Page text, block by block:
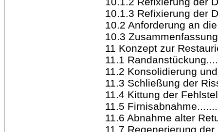
10.1.3 Refixierung der
10.2 Anforderung an
10.3
11 Konzept zur
11.1
11.2 Konsolidierung
11.3 Schließung der
11.4 Kittung der
11.5
11.6 Abnahme alter
11.7 Regenerierung